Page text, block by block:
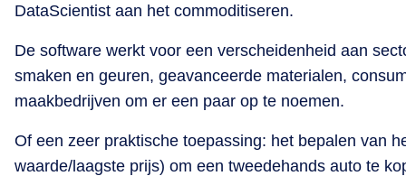
DataScientist aan het commoditiseren.
De software werkt voor een verscheidenheid aan
smaken en geuren, geavanceerde materialen,
maakbedrijven om er een paar op te noemen.
Of een zeer praktische toepassing: het bepalen van
waarde/laagste prijs) om een tweedehands auto te